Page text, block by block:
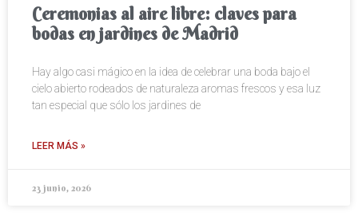
Ceremonias al aire libre: claves para
bodas en jardines de Madrid
Hay algo casi mágico en la idea de celebrar una boda bajo el
cielo abierto rodeados de naturaleza aromas frescos y esa luz
tan especial que sólo los jardines de
LEER MÁS »
23 junio, 2026